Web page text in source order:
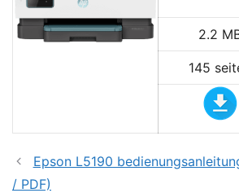
2.2
145
Epson L5190
/ PDF)